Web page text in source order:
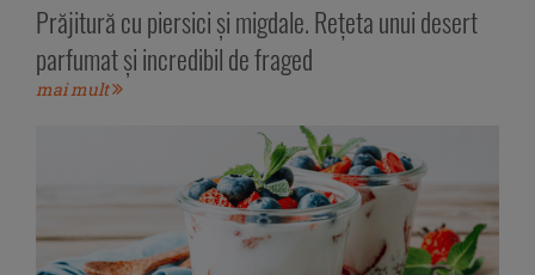
Prăjitură cu piersici și migdale. Rețeta unui desert
parfumat și incredibil de fraged
mai mult